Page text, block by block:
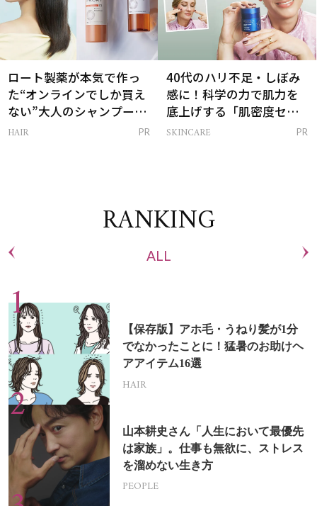
ロート製薬が本気で作っ
た“オンラインでしか買え
ない”大人のシャンプー＆
トリートメントって？
HAIR PR
40代のハリ不足・しぼみ
感に！科学の力で肌力を
底上げする「肌密度セラ
ム」
SKINCARE PR
RANKING
ALL
【保存版】アホ毛・うねり髪が1分
でなかったことに！猛暑のお助けヘ
アアイテム16選
HAIR
山本耕史さん「人生において最優先
は家族」。仕事も無欲に、ストレス
を溜めない生き方
PEOPLE